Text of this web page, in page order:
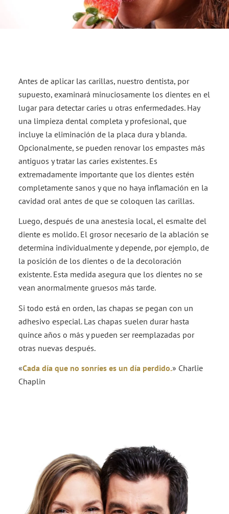
Antes de aplicar las carillas, nuestro dentista, por
supuesto, examinará minuciosamente los dientes en el
lugar para detectar caries u otras enfermedades. Hay
una limpieza dental completa y profesional, que
incluye la eliminación de la placa dura y blanda.
Opcionalmente, se pueden renovar los empastes más
antiguos y tratar las caries existentes. Es
extremadamente importante que los dientes estén
completamente sanos y que no haya inflamación en la
cavidad oral antes de que se coloquen las carillas.
Luego, después de una anestesia local, el esmalte del
diente es molido. El grosor necesario de la ablación se
determina individualmente y depende, por ejemplo, de
la posición de los dientes o de la decoloración
existente. Esta medida asegura que los dientes no se
vean anormalmente gruesos más tarde.
Si todo está en orden, las chapas se pegan con un
adhesivo especial. Las chapas suelen durar hasta
quince años o más y pueden ser reemplazadas por
otras nuevas después.
«Cada día que no sonríes es un día perdido.» Charlie
Chaplin